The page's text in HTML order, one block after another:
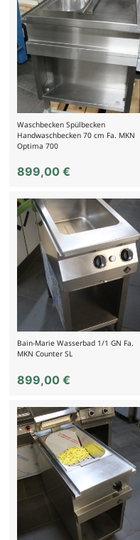
Waschbecken Spülbecken
Handwaschbecken 70 cm Fa. MKN
Optima 700
899,00 €
Bain-Marie Wasserbad 1/1 GN Fa.
MKN Counter SL
899,00 €